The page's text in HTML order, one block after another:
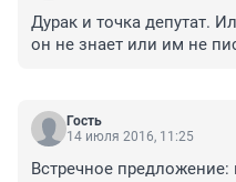
Дурак и точка депутат.
он не знает или им не
Гость
14 июля 2016, 11:25
Встречное предложение: